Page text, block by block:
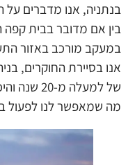
בנתניה, אנו מדברים על
בין אם מדובר בבית קפה
במעקב מורכב באזור
אנו בסיירת החוקרים,
של למעלה
מה שמאפשר לנו לפעול